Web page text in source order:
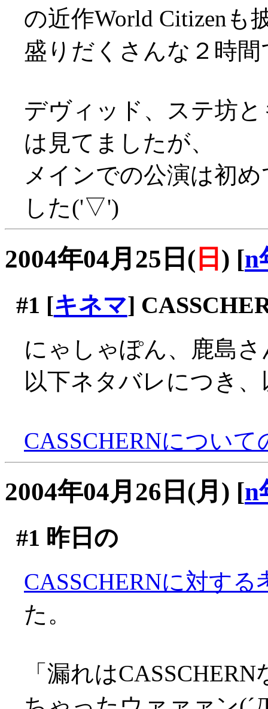
の近作World Citizenも
盛りだくさんな２時
デヴィッド、ステ坊
は見てましたが、
メインでの公演は初
した('▽')
2004年04月25日( 日 ) [n
#1 [キネマ]
にゃしゃぽん、鹿島
以下ネタバレにつき
CASSCHERNについて
2004年04月26日(月) [n
#1 昨日の
CASSCHERNに対する
た。
「漏れは